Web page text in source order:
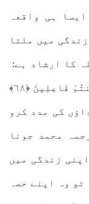
ہی واقعہ
میں ملتا
کی آیت 68 میں اللہ کا ارشاد ہے:
قَالُوا حَرِّقُوهُ وَانصُرُوا آلِهَتَكُمْ إِن كُنتُمْ فَاعِلِينَ ﴿٦٨﴾
کی مدد کرو
کچھ کرنا ہی ہے (68) ترجمہ محمد جونا
زندگی میں
وہ اپنے حصہ